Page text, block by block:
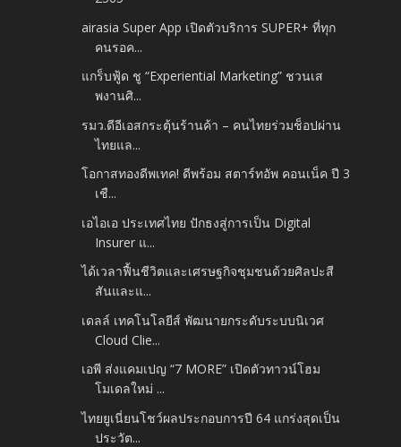
airasia Super App เปิดตัวบริการ SUPER+ ที่ทุก
คนรอค...
แกร็บฟู้ด ชู “Experiential Marketing” ชวนเส
พงานศิ...
รมว.ดีอีเอสกระตุ้นร้านค้า – คนไทยร่วมช็อปผ่าน
ไทยแล...
โอกาสทองดีพเทค! ดีพร้อม สตาร์ทอัพ คอนเน็ค ปี 3
เชื...
เอไอเอ ประเทศไทย ปักธงสู่การเป็น Digital
Insurer แ...
ได้เวลาฟื้นชีวิตและเศรษฐกิจชุมชนด้วยศิลปะสี
สันและแ...
เดลล์ เทคโนโลยีส์ พัฒนายกระดับระบบนิเวศ
Cloud Clie...
เอพี ส่งแคมเปญ “7 MORE” เปิดตัวทาวน์โฮม
โมเดลใหม่ ...
ไทยยูเนี่ยนโชว์ผลประกอบการปี 64 แกร่งสุดเป็น
ประวัต...